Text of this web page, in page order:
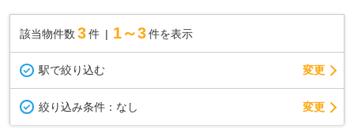
該当物件数 3件 1～3 件を表示
駅で絞り込む 変更
絞り込み条件： なし 変更